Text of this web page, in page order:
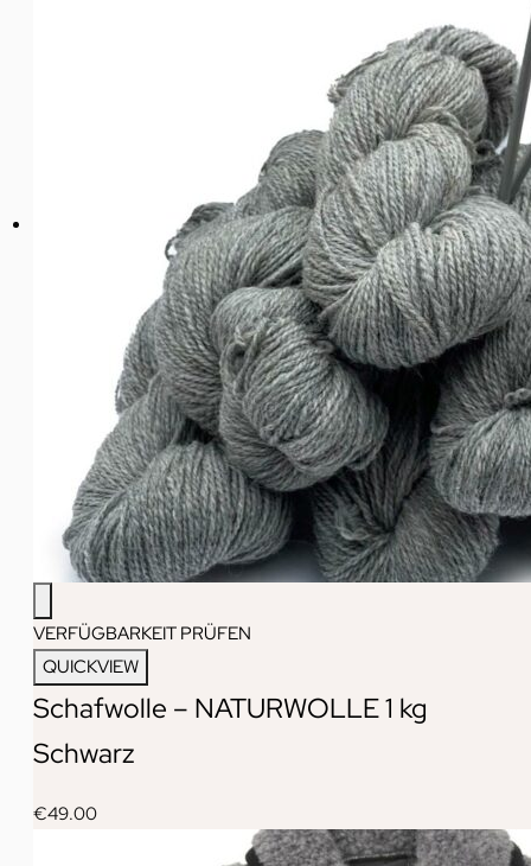
VERFÜGBARKEIT PRÜFEN
QUICKVIEW
Schafwolle – NATURWOLLE 1 kg
Schwarz
€49.00